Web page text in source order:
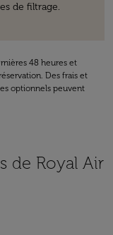
de filtrage.
48 heures et
Des frais et
optionnels peuvent
de Royal Air